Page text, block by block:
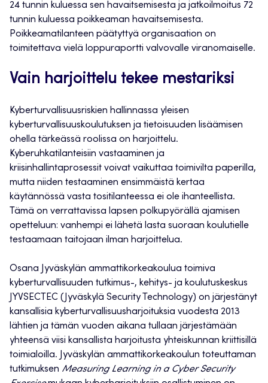
24 tunnin kuluessa sen havaitsemisesta ja jatkoilmoitus 72
tunnin kuluessa poikkeaman havaitsemisesta.
Poikkeamatilanteen päätyttyä organisaation on
toimitettava vielä loppuraportti valvovalle viranomaiselle.
Vain harjoittelu tekee mestariksi
Kyberturvallisuusriskien hallinnassa yleisen
kyberturvallisuuskoulutuksen ja tietoisuuden lisäämisen
ohella tärkeässä roolissa on harjoittelu.
Kyberuhkatilanteisiin vastaaminen ja
kriisinhallintaprosessit voivat vaikuttaa toimivilta paperilla,
mutta niiden testaaminen ensimmäistä kertaa
käytännössä vasta tositilanteessa ei ole ihanteellista.
Tämä on verrattavissa lapsen polkupyörällä ajamisen
opetteluun: vanhempi ei lähetä lasta suoraan koulutielle
testaamaan taitojaan ilman harjoittelua.
Osana Jyväskylän ammattikorkeakoulua toimiva
kyberturvallisuuden tutkimus-, kehitys- ja koulutuskeskus
JYVSECTEC (Jyväskylä Security Technology) on järjestänyt
kansallisia kyberturvallisuusharjoituksia vuodesta 2013
lähtien ja tämän vuoden aikana tullaan järjestämään
yhteensä viisi kansallista harjoitusta yhteiskunnan kriittisillä
toimialoilla. Jyväskylän ammattikorkeakoulun toteuttaman
tutkimuksen Measuring Learning in a Cyber Security